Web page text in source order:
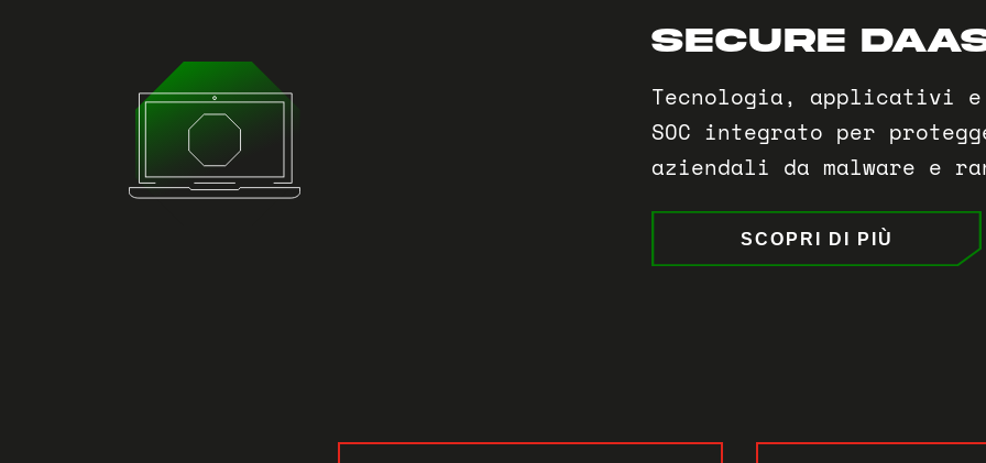
Secure
Tecnologia, applicativi
SOC integrato per
aziendali da malware e
SCOPRI DI PIÙ